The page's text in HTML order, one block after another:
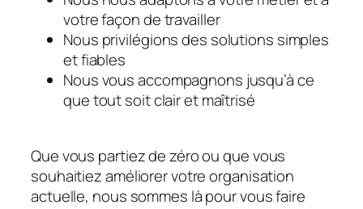
votre façon de travailler
Nous privilégions des solutions simples
et fiables
Nous vous accompagnons jusqu’à ce
que tout soit clair et maîtrisé
Que vous partiez de zéro ou que vous
souhaitiez améliorer votre organisation
actuelle, nous sommes là pour vous faire